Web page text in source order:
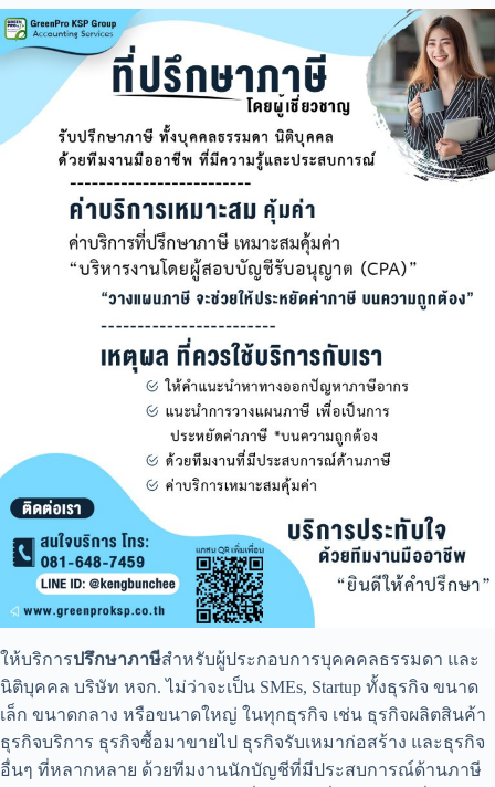
ให้บริการปรึกษาภาษีสำหรับผู้ประกอบการบุคคคลธรรมดา และ
นิติบุคคล บริษัท หจก. ไม่ว่าจะเป็น SMEs, Startup ทั้งธุรกิจ ขนาด
เล็ก ขนาดกลาง หรือขนาดใหญ่ ในทุกธุรกิจ เช่น ธุรกิจผลิตสินค้า
ธุรกิจบริการ ธุรกิจซื้อมาขายไป ธุรกิจรับเหมาก่อสร้าง และธุรกิจ
อื่นๆ ที่หลากหลาย ด้วยทีมงานนักบัญชีที่มีประสบการณ์ด้านภาษี